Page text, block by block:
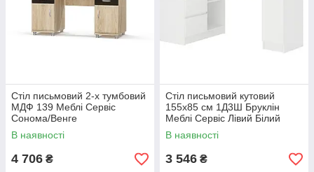
Стіл письмовий 2-х тумбовий
МДФ 139 Меблі Сервіс
Сонома/Венге
В наявності
4 706 ₴
Стіл письмовий кутовий
155х85 см 1Д3Ш Бруклін
Меблі Сервіс Лівий Білий
В наявності
3 546 ₴